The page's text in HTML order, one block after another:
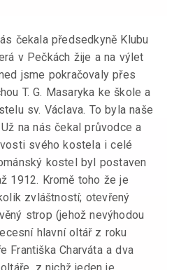
čekala předsedkyně Klubu
v Pečkách žije a na výlet
jsme pokračovaly přes
T. G. Masaryka ke škole a
sv. Václava. To byla naše
na nás čekal průvodce a
svého kostela i celé
kostel byl postaven
1912. Kromě toho že je
zvláštností; otevřený
strop (jehož nevýhodou
hlavní oltář z roku
Františka Charváta a dva